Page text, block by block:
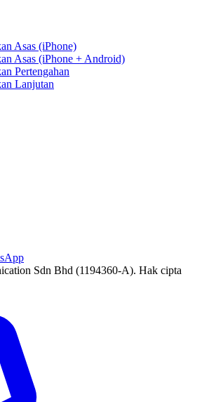
Asas (iPhone)
Asas (iPhone + Android)
Pertengahan
Lanjutan
Sdn Bhd (1194360-A). Hak cipta